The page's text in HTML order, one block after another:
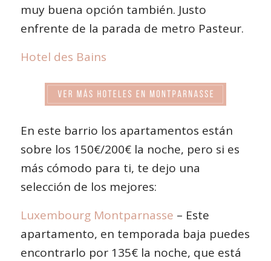
muy buena opción también. Justo
enfrente de la parada de metro Pasteur.
Hotel des Bains
En este barrio los apartamentos están
sobre los 150€/200€ la noche, pero si es
más cómodo para ti, te dejo una
selección de los mejores:
Luxembourg Montparnasse – Este
apartamento, en temporada baja puedes
encontrarlo por 135€ la noche, que está